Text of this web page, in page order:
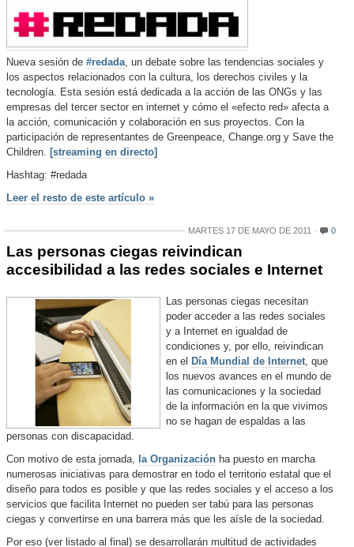
Nueva sesión de #redada, un debate sobre las tendencias sociales y
los aspectos relacionados con la cultura, los derechos civiles y la
tecnología. Esta sesión está dedicada a la acción de las ONGs y las
empresas del tercer sector en internet y cómo el «efecto red» afecta a
la acción, comunicación y colaboración en sus proyectos. Con la
participación de representantes de Greenpeace, Change.org y Save the
Children. [streaming en directo]
Hashtag: #redada
Leer el resto de este artículo »
MARTES 17 DE MAYO DE 2011 0
Las personas ciegas reivindican
accesibilidad a las redes sociales e Internet
Las personas ciegas necesitan
poder acceder a las redes sociales
y a Internet en igualdad de
condiciones y, por ello, reivindican
en el
Día Mundial de Internet, que
los nuevos avances en el mundo de
las comunicaciones y la sociedad
de la información en la que vivimos
no se hagan de espaldas a las
personas con discapacidad.
Con motivo de esta jornada, la Organización ha puesto en marcha
numerosas iniciativas para demostrar en todo el territorio estatal que el
diseño para todos es posible y que las redes sociales y el acceso a los
servicios que facilita Internet no pueden ser tabú para las personas
ciegas y convertirse en una barrera más que les aísle de la sociedad.
Por eso (ver listado al final) se desarrollarán multitud de actividades